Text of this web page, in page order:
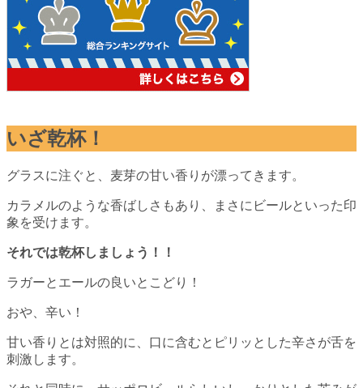
いざ乾杯！
グラスに注ぐと、麦芽の甘い香りが漂ってきます。
カラメルのような香ばしさもあり、まさにビールといった印
象を受けます。
それでは乾杯しましょう！！
ラガーとエールの良いとこどり！
おや、辛い！
甘い香りとは対照的に、口に含むとピリッとした辛さが舌を
刺激します。